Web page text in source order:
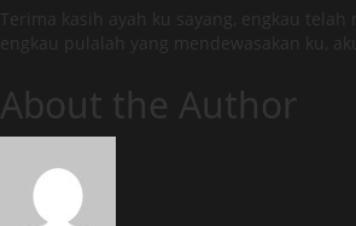
Terima kasih ayah ku sayang, engkau telah
engkau pulalah yang mendewasakan ku,
About the Author